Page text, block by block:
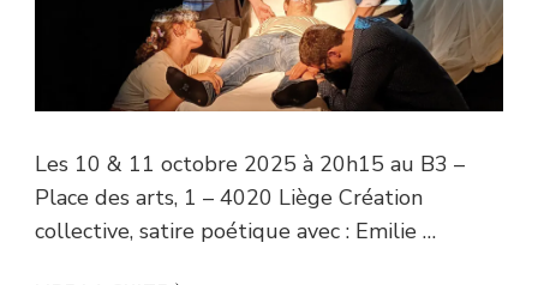
Les 10 & 11 octobre 2025 à 20h15 au B3 –
Place des arts, 1 – 4020 Liège Création
collective, satire poétique avec : Emilie …